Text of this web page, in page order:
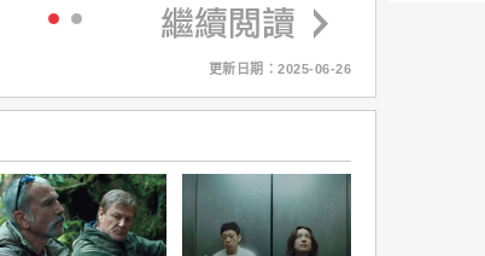
更新日期：2025-06-26